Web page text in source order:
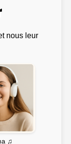
nous leur
♫